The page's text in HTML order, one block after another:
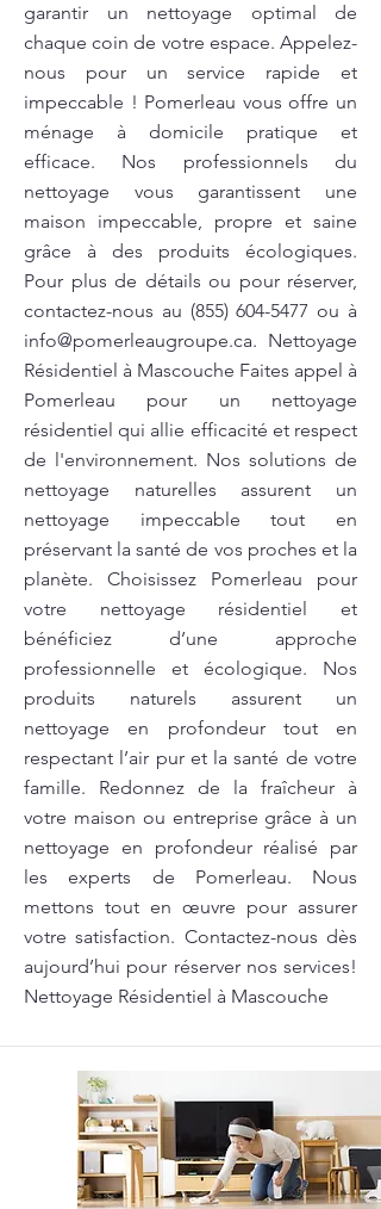
garantir un nettoyage optimal de
chaque coin de votre espace. Appelez-
nous pour un service rapide et
impeccable ! Pomerleau vous offre un
ménage à domicile pratique et
efficace. Nos professionnels du
nettoyage vous garantissent une
maison impeccable, propre et saine
grâce à des produits écologiques.
Pour plus de détails ou pour réserver,
contactez-nous au (855) 604-5477 ou à
info@pomerleaugroupe.ca. Nettoyage
Résidentiel à Mascouche Faites appel à
Pomerleau pour un nettoyage
résidentiel qui allie efficacité et respect
de l'environnement. Nos solutions de
nettoyage naturelles assurent un
nettoyage impeccable tout en
préservant la santé de vos proches et la
planète. Choisissez Pomerleau pour
votre nettoyage résidentiel et
bénéficiez d’une approche
professionnelle et écologique. Nos
produits naturels assurent un
nettoyage en profondeur tout en
respectant l’air pur et la santé de votre
famille. Redonnez de la fraîcheur à
votre maison ou entreprise grâce à un
nettoyage en profondeur réalisé par
les experts de Pomerleau. Nous
mettons tout en œuvre pour assurer
votre satisfaction. Contactez-nous dès
aujourd’hui pour réserver nos services!
Nettoyage Résidentiel à Mascouche